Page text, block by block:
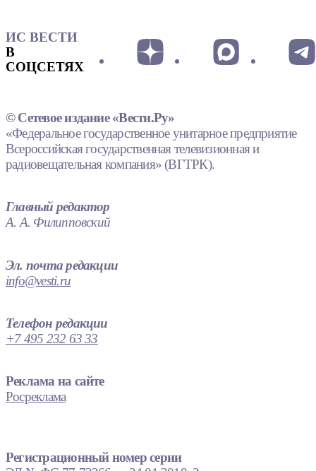
ИС ВЕСТИ
В
СОЦСЕТЯХ
© Сетевое издание «Вести.Ру»
«Федеральное государственное унитарное предприятие
Всероссийская государственная телевизионная и
радиовещательная компания» (ВГТРК).
Главный редактор
А. А. Филипповский
Эл. почта редакции
info@vesti.ru
Телефон редакции
+7 495 232 63 33
Реклама на сайте
Росреклама
Регистрационный номер серии